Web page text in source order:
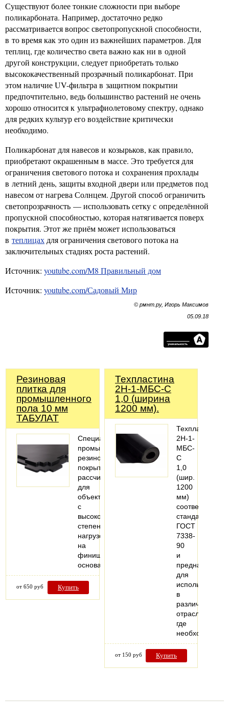
Существуют более тонкие сложности при выборе
поликарбоната. Например, достаточно редко
рассматривается вопрос светопропускной способности,
в то время как это один из важнейших параметров. Для
теплиц, где количество света важно как ни в одной
другой конструкции, следует приобретать только
высококачественный прозрачный поликарбонат. При
этом наличие UV-фильтра в защитном покрытии
предпочтительно, ведь большинство растений не очень
хорошо относится к ультрафиолетовому спектру, однако
для редких культур его воздействие критически
необходимо.
Поликарбонат для навесов и козырьков, как правило,
приобретают окрашенным в массе. Это требуется для
ограничения светового потока и сохранения прохлады
в летний день, защиты входной двери или предметов под
навесом от нагрева Солнцем. Другой способ ограничить
светопрозрачность — использовать сетку с определённой
пропускной способностью, которая натягивается поверх
покрытия. Этот же приём может использоваться
в теплицах для ограничения светового потока на
заключительных стадиях роста растений.
Источник: youtube.com/М8 Правильный дом
Источник: youtube.com/Садовый Мир
© рмнт.ру, Игорь Максимов
05.09.18
Резиновая
плитка для
промышленного
пола 10 мм
ТАБУЛАТ
Специальное
промышленное
резиновое
покрытие,
рассчитано
для
объектов
с
высокой
степенью
нагрузок
на
финишное
основание.
от 650 руб Купить
Техпластина
2Н-1-МБС-С
1,0 (ширина
1200 мм).
Техпластина
2Н-1-
МБС-
С
1,0
(шир.
1200
мм)
соответствует
стандартам
ГОСТ
7338-
90
и
предназначена
для
использования
в
различных
отраслях,
где
необходимо…
от 150 руб Купить